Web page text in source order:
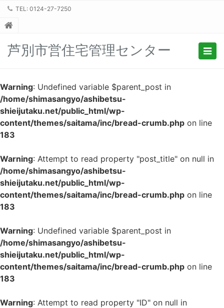
TEL: 0124-27-7250
芦別市営住宅管理センター
Warning: Undefined variable $parent_post in
/home/shimasangyo/ashibetsu-
shieijutaku.net/public_html/wp-
content/themes/saitama/inc/bread-crumb.php on line
183
Warning: Attempt to read property "post_title" on null in
/home/shimasangyo/ashibetsu-
shieijutaku.net/public_html/wp-
content/themes/saitama/inc/bread-crumb.php on line
183
Warning: Undefined variable $parent_post in
/home/shimasangyo/ashibetsu-
shieijutaku.net/public_html/wp-
content/themes/saitama/inc/bread-crumb.php on line
183
Warning: Attempt to read property "ID" on null in